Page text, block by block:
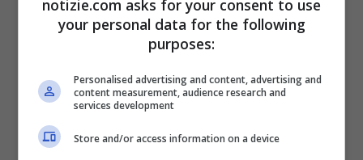
e deigravi rischi per la salute umana .
L’esposizione agli Ipa è collegata a diversi
fetale e problemi cardiovascolari.
La loro
notizie.com asks for your consent to use
your personal data for the following
purposes:
Personalised advertising and content, advertising and
content measurement, audience research and
services development
Store and/or access information on a device